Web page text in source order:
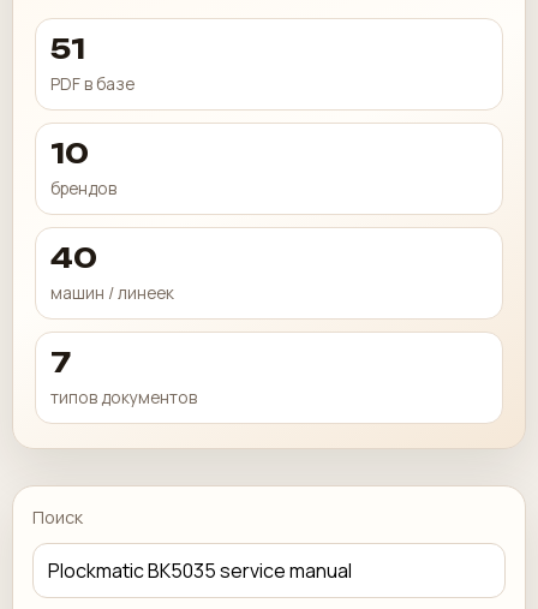
51
PDF в базе
10
брендов
40
машин / линеек
7
типов документов
Поиск